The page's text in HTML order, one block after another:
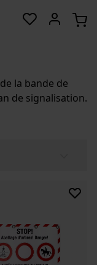
la bande de
de signalisation.